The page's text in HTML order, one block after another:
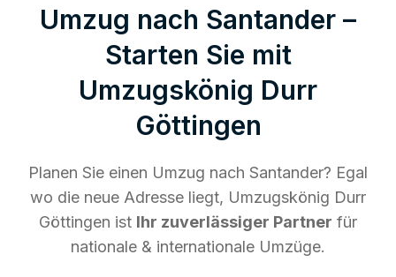
Umzug nach Santander –
Starten Sie mit
Umzugskönig Durr
Göttingen
Planen Sie einen Umzug nach Santander? Egal
wo die neue Adresse liegt, Umzugskönig Durr
Göttingen ist Ihr zuverlässiger Partner für
nationale & internationale Umzüge.